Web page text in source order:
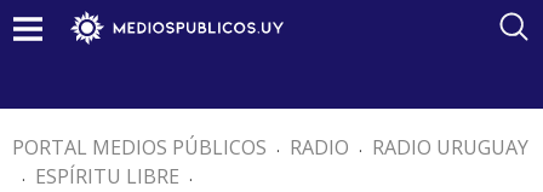
PORTAL MEDIOS PÚBLICOS . RADIO . RADIO URUGUAY
. ESPÍRITU LIBRE .